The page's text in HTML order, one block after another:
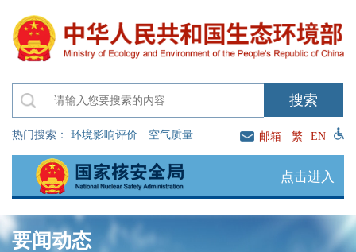
热门搜索： 环境影响评价 空气质量 邮箱 繁 EN
点击进入
要闻动态